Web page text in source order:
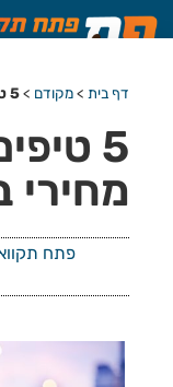
דף בית >מקודם >5 טיפים להשוואת מחירי ביטח רכב
5
מחירי
פתח